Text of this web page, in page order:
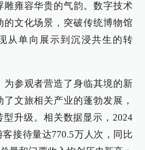
雕雍容华贵的气韵。数字技术
的文化场景，突破传统博物馆
从单向展示到沉浸共生的转
为参观者营造了身临其境的新
文旅相关产业的蓬勃发展，
型升级。相关数据显示，2024
接待量达770.5万人次，同比